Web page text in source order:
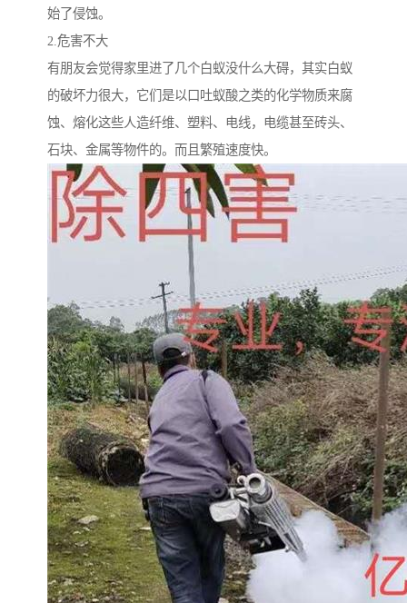
始了侵蚀。
2.危害不大
有朋友会觉得家里进了几个白蚁没什么大碍，其实白蚁
的破坏力很大，它们是以口吐蚁酸之类的化学物质来腐
蚀、熔化这些人造纤维、塑料、电线，电缆甚至砖头、
石块、金属等物件的。而且繁殖速度快。